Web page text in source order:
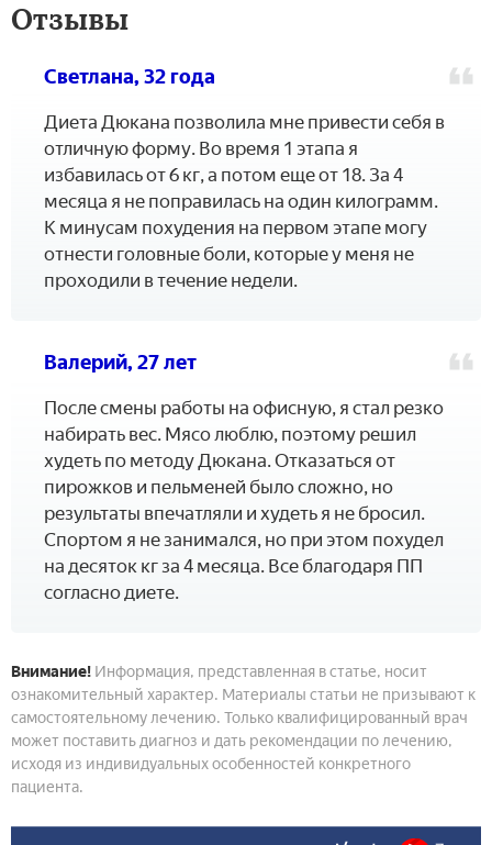
Отзывы
Светлана, 32 года
Диета Дюкана позволила мне привести себя в
отличную форму. Во время 1 этапа я
избавилась от 6 кг, а потом еще от 18. За 4
месяца я не поправилась на один килограмм.
К минусам похудения на первом этапе могу
отнести головные боли, которые у меня не
проходили в течение недели.
Валерий, 27 лет
После смены работы на офисную, я стал резко
набирать вес. Мясо люблю, поэтому решил
худеть по методу Дюкана. Отказаться от
пирожков и пельменей было сложно, но
результаты впечатляли и худеть я не бросил.
Спортом я не занимался, но при этом похудел
на десяток кг за 4 месяца. Все благодаря ПП
согласно диете.
Внимание! Информация, представленная в статье, носит
ознакомительный характер. Материалы статьи не призывают к
самостоятельному лечению. Только квалифицированный врач
может поставить диагноз и дать рекомендации по лечению,
исходя из индивидуальных особенностей конкретного
пациента.